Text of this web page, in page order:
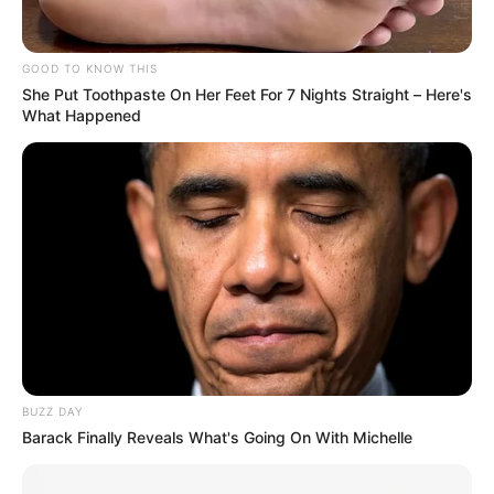
“Hoy, este convenio hace posible que 11 aulas
interactivas como estas, con la más avanzada tecnología
innovadoras prácticas pedagógicas en el aula se
entreguen en San Pablo y Cantagallo.
millones de pesos de inversión en el sur del
o”, aseguró Verónica Monterrosa Torres,
Secretaria de Educación de Bolívar, encargada de hacer
entrega de los entornos formativos.
GOOD TO KNOW THIS
She Put Toothpaste On Her Feet For 7 Nights Straight – Here's
What Happened
BUZZ DAY
Barack Finally Reveals What's Going On With Michelle